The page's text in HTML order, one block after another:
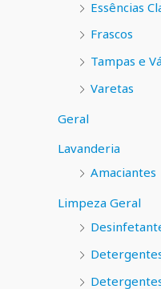
Essências
Frascos
Tampas e
Varetas
Geral
Lavanderia
Amaciantes
Limpeza Geral